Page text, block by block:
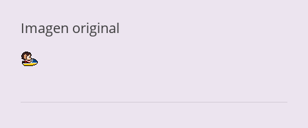
Imagen original